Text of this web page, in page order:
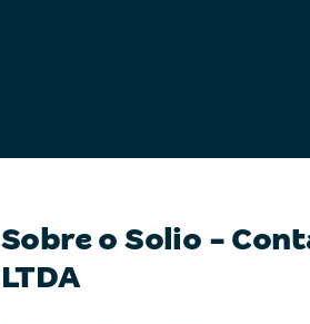
Sobre o Solio -
LTDA